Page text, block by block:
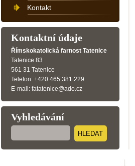
Kontakt
Kontaktní údaje
Římskokatolická farnost Tatenice
Tatenice 83
561 31 Tatenice
Telefon: +420 465 381 229
E-mail: fatatenice@ado.cz
Vyhledávání
HLEDAT